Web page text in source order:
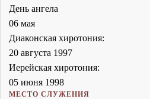
День ангела
06 мая
Диаконская хиротония:
20 августа 1997
Иерейская хиротония:
05 июня 1998
МЕСТО СЛУЖЕНИЯ